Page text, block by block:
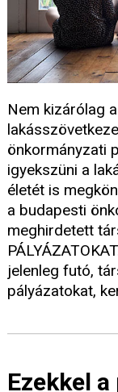
Nem kizárólag
önkormányzati
igyekszüni a
életét is
a budapesti
meghirdetett
jelenleg futó,
pályázatokat,
Ezekkel